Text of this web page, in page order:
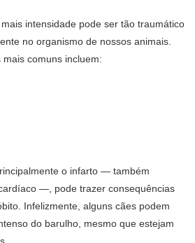
intensidade pode ser tão traumático
no organismo de nossos animais.
comuns incluem:
o infarto — também
—, pode trazer consequências
Infelizmente, alguns cães podem
do barulho, mesmo que estejam